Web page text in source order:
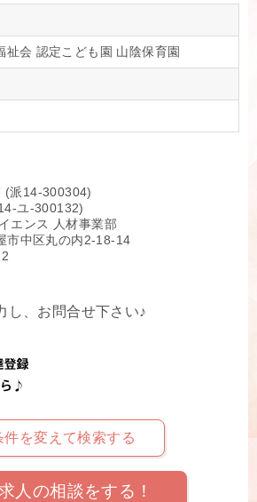
祉会 認定こども園 山陰保育園
(派14-300304)
ユ-300132)
エンス 人材事業部
中区丸の内2-18-14
し、お問合せ下さい♪
件を変えて検索する
人の相談をする！